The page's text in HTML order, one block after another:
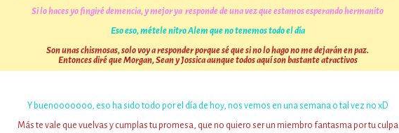
Si lo haces yo fingiré demencia, y mejor ya responde de una vez que estamos esperando hermanito
Eso eso, métele nitro Alem que no tenemos todo el día
Son unas chismosas, solo voy a responder porque sé que si no lo hago no me dejarán en paz.
Entonces diré que Morgan, Sean y Jossica aunque todos aquí son bastante atractivos
Y buenooooooo, eso ha sido todo por el día de hoy, nos vemos en una semana o tal vez no xD
Más te vale que vuelvas y cumplas tu promesa, que no quiero ser un miembro fantasma por tu culpa